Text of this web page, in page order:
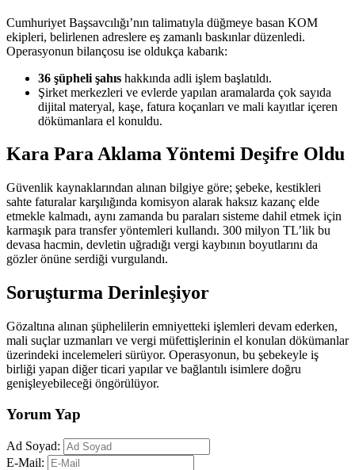
Cumhuriyet Başsavcılığı’nın talimatıyla düğmeye basan KOM
ekipleri, belirlenen adreslere eş zamanlı baskınlar düzenledi.
Operasyonun bilançosu ise oldukça kabarık:
36 şüpheli şahıs hakkında adli işlem başlatıldı.
Şirket merkezleri ve evlerde yapılan aramalarda çok sayıda
dijital materyal, kaşe, fatura koçanları ve mali kayıtlar içeren
dökümanlara el konuldu.
Kara Para Aklama Yöntemi Deşifre Oldu
Güvenlik kaynaklarından alınan bilgiye göre; şebeke, kestikleri
sahte faturalar karşılığında komisyon alarak haksız kazanç elde
etmekle kalmadı, aynı zamanda bu paraları sisteme dahil etmek için
karmaşık para transfer yöntemleri kullandı. 300 milyon TL’lik bu
devasa hacmin, devletin uğradığı vergi kaybının boyutlarını da
gözler önüne serdiği vurgulandı.
Soruşturma Derinleşiyor
Gözaltına alınan şüphelilerin emniyetteki işlemleri devam ederken,
mali suçlar uzmanları ve vergi müfettişlerinin el konulan dökümanlar
üzerindeki incelemeleri sürüyor. Operasyonun, bu şebekeyle iş
birliği yapan diğer ticari yapılar ve bağlantılı isimlere doğru
genişleyebileceği öngörülüyor.
Yorum Yap
Ad Soyad:
E-Mail: